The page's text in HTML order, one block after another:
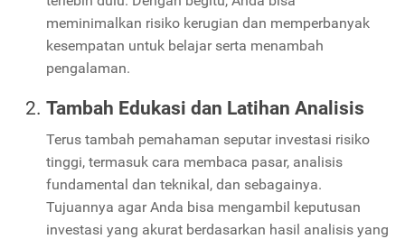
meminimalkan risiko kerugian dan memperbanyak
kesempatan untuk belajar serta menambah
pengalaman.
Tambah Edukasi dan Latihan Analisis
Terus tambah pemahaman seputar investasi risiko
tinggi, termasuk cara membaca pasar, analisis
fundamental dan teknikal, dan sebagainya.
Tujuannya agar Anda bisa mengambil keputusan
investasi yang akurat berdasarkan hasil analisis yang